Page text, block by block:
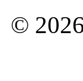
©